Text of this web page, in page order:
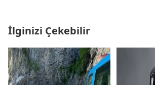
İlginizi Çekebilir